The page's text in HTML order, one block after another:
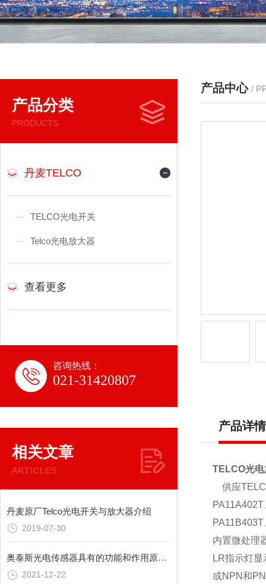
产品分类
PRODUCTS
丹麦TELCO
TELCO光电开关
Telco光电放大器
查看更多
咨询热线：
021-31420807
相关文章
ARTICLES
丹麦原厂Telco光电开关与放大器介绍
2019-07-30
奥泰斯光电传感器具有的功能和作用原理介绍
2021-12-22
产品中心 /
产品详情
TELCO光
供应
内置微处理
LR指示灯
或NPN和